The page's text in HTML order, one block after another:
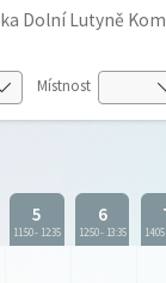
Dolní Lutyně
Místnost
5
11:50- 12:35
6
12:50- 13:35 14:05